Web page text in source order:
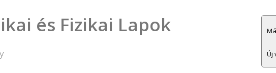
és Fizikai Lapok
Új